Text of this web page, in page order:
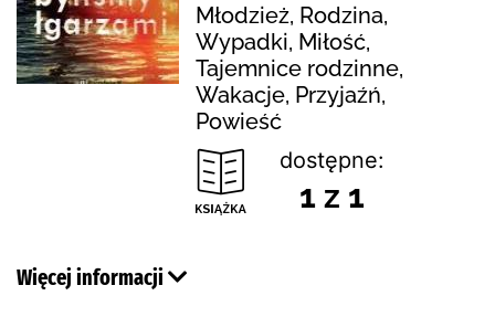
Młodzież, Rodzina,
Wypadki, Miłość,
Tajemnice rodzinne,
Wakacje, Przyjaźń,
Powieść
dostępne:
1 z 1
Więcej informacji